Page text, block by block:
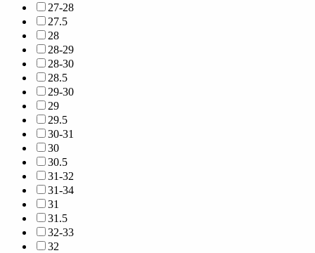
27-28
27.5
28
28-29
28-30
28.5
29-30
29
29.5
30-31
30
30.5
31-32
31-34
31
31.5
32-33
32